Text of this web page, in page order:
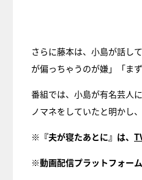
さらに藤本は、小島が話し
が偏っちゃうのが嫌」「ま
番組では、小島が有名芸人
ノマネをしていたと明かし
※『夫が寝たあとに』は、
※動画配信プラットフォー